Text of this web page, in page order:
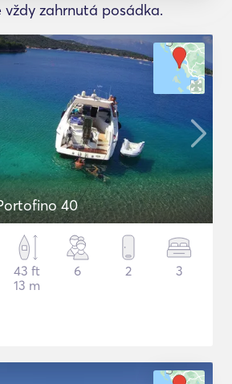
vždy zahrnutá posádka.
40
43 ft
13 m
6 2 3